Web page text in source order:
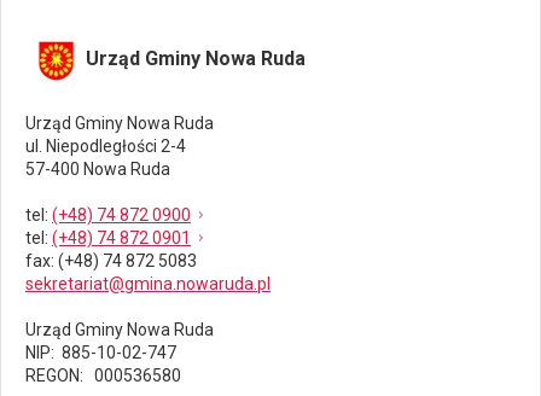
Urząd Gminy Nowa Ruda
Urząd Gminy Nowa Ruda
ul. Niepodległości 2-4
57-400 Nowa Ruda
tel : (+48) 74 872 0900
tel : (+48) 74 872 0901
fax: (+48) 74 872 5083
sekretariat@gmina.nowaruda.pl
Urząd Gminy Nowa Ruda
NIP: 885-10-02-747
REGON: 000536580